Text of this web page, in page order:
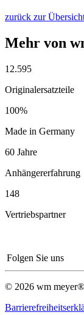
zurück zur
Mehr von
12.595
Originalersatzteile
100%
Made in Germany
60 Jahre
Anhängererfahrung
148
Vertriebspartner
Folgen Sie uns
© 2026 wm